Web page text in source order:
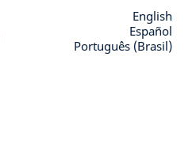
English
Español
Português (Brasil)